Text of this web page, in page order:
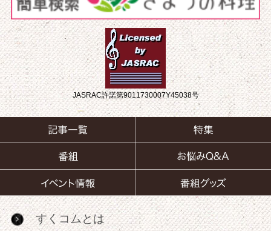
JASRAC許諾第9011730007Y45038号
すくコムとは